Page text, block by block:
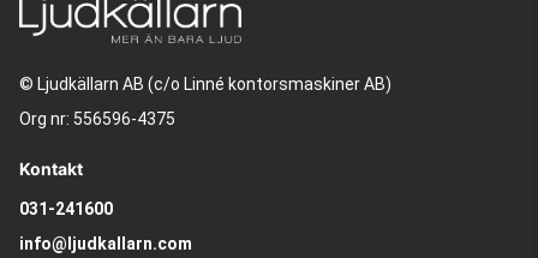
© Ljudkällarn AB (c/o Linné kontorsmaskiner AB)
Org nr: 556596-4375
Kontakt
031-241600
info@ljudkallarn.com